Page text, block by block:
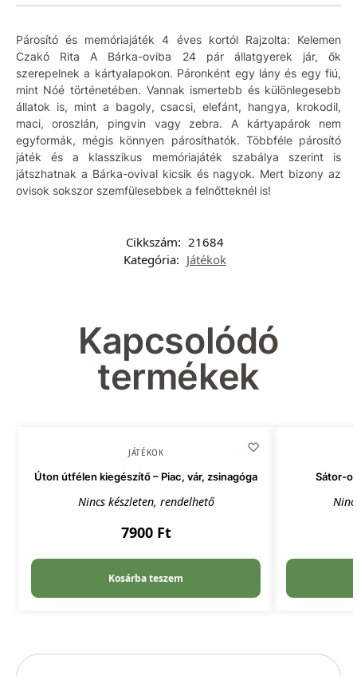
Párosító és memóriajáték 4 éves kortól Rajzolta: Kelemen
Czakó Rita A Bárka-oviba 24 pár állatgyerek jár, ők
szerepelnek a kártyalapokon. Páronként egy lány és egy fiú,
mint Nóé történetében. Vannak ismertebb és különlegesebb
állatok is, mint a bagoly, csacsi, elefánt, hangya, krokodil,
maci, oroszlán, pingvin vagy zebra. A kártyapárok nem
egyformák, mégis könnyen párosíthatók. Többféle párosító
játék és a klasszikus memóriajáték szabálya szerint is
játszhatnak a Bárka-ovival kicsik és nagyok. Mert bizony az
ovisok sokszor szemfülesebbek a felnőtteknél is!
Cikkszám: 21684
Kategória: Játékok
Kapcsolódó
termékek
JÁTÉKOK
Úton útfélen kiegészítő – Piac, vár, zsinagóga
Nincs készleten, rendelhető
7900 Ft
Kosárba teszem
Sátor-